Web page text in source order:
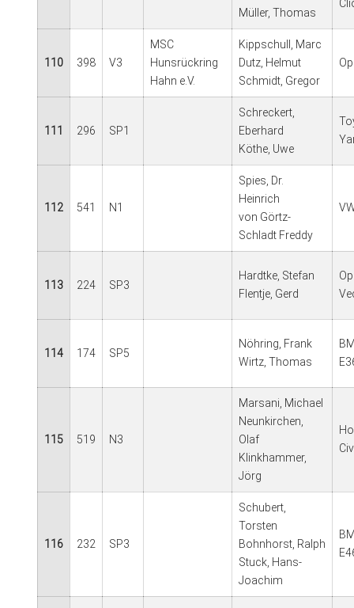
Müller, Thomas
110 398 V3
MSC
Hunsrückring
Hahn e.V.
Kippschull, Marc
Dutz, Helmut
Schmidt, Gregor
111 296 SP1
Schreckert,
Eberhard
Köthe, Uwe
112 541 N1
Spies, Dr.
Heinrich
von Görtz-
Schladt Freddy
113 224 SP3
Hardtke, Stefan
Flentje, Gerd
114 174 SP5
Nöhring, Frank
Wirtz, Thomas
115 519 N3
Marsani, Michael
Neunkirchen,
Olaf
Klinkhammer,
Jörg
116 232 SP3
Schubert,
Torsten
Bohnhorst, Ralph
Stuck, Hans-
Joachim